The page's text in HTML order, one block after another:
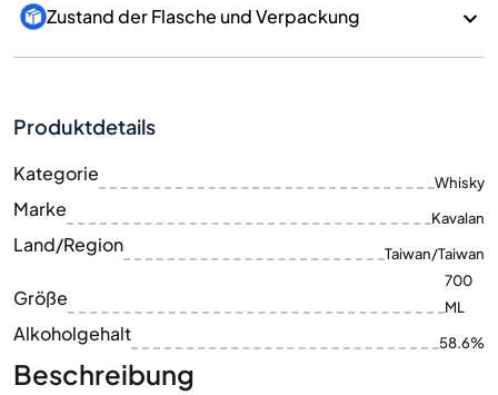
Zustand der Flasche und Verpackung
Produktdetails
Kategorie Whisky
Marke Kavalan
Land/Region Taiwan/Taiwan
Größe
700
ML
Alkoholgehalt 58.6%
Beschreibung